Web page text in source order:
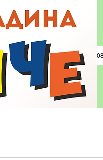
00:00 / 03:08